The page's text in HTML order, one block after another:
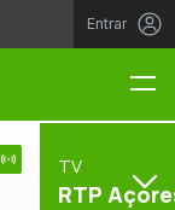
Entrar
TV
RTP